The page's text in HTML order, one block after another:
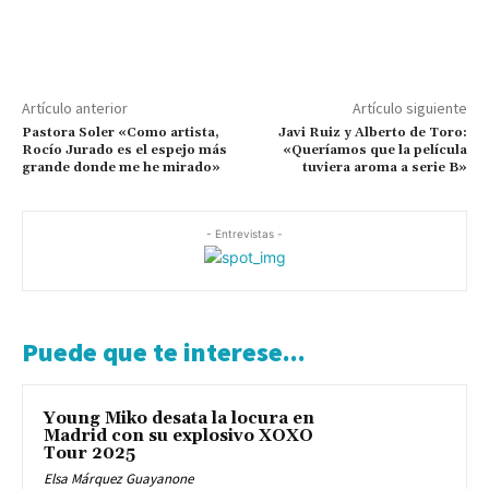
Artículo anterior
Pastora Soler «Como artista,
Rocío Jurado es el espejo más
grande donde me he mirado»
Artículo siguiente
Javi Ruiz y Alberto de Toro:
«Queríamos que la película
tuviera aroma a serie B»
- Entrevistas -
Puede que te interese...
Young Miko desata la locura en
Madrid con su explosivo XOXO
Tour 2025
Elsa Márquez Guayanone